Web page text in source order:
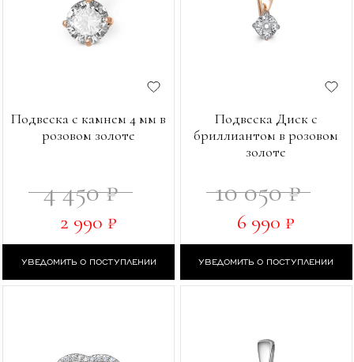
Подвеска с камнем 4 мм в
розовом золоте
4 450 ₽
2 990 ₽
УВЕДОМИТЬ О ПОСТУПЛЕНИИ
Подвеска Диск с
бриллиантом в розовом
золоте
10 050 ₽
6 990 ₽
УВЕДОМИТЬ О ПОСТУПЛЕНИИ